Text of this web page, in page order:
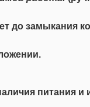
до замыкания
питания и